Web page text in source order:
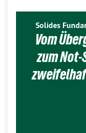
Solides
Vom
zum